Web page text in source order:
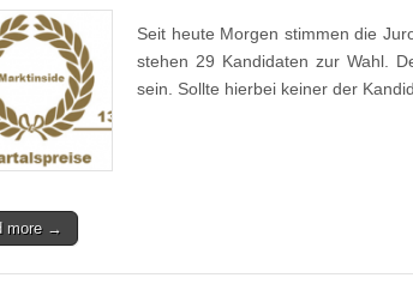
Seit heute Morgen stimmen die
stehen 29 Kandidaten zur Wahl.
sein. Sollte hierbei keiner der
more →